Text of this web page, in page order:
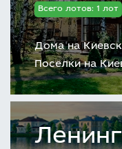
Всего лотов: 1 лот
Дома на
Поселки на